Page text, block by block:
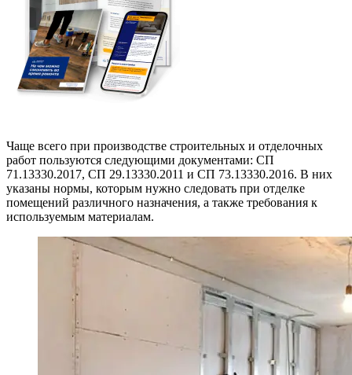
Чаще всего при производстве строительных и отделочных
работ пользуются следующими документами: СП
71.13330.2017, СП 29.13330.2011 и СП 73.13330.2016. В них
указаны нормы, которым нужно следовать при отделке
помещений различного назначения, а также требования к
используемым материалам.